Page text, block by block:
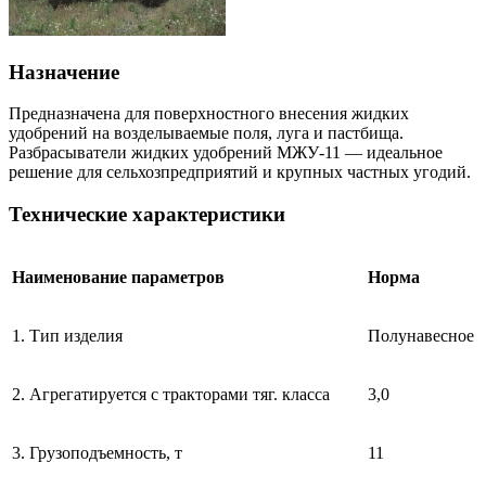
Назначение
Предназначена для поверхностного внесения жидких
удобрений на возделываемые поля, луга и пастбища.
Разбрасыватели жидких удобрений МЖУ-11 — идеальное
решение для сельхозпредприятий и крупных частных угодий.
Технические характеристики
Наименование параметров Норма
1. Тип изделия Полунавесное
2. Агрегатируется с тракторами тяг. класса 3,0
3. Грузоподъемность, т 11